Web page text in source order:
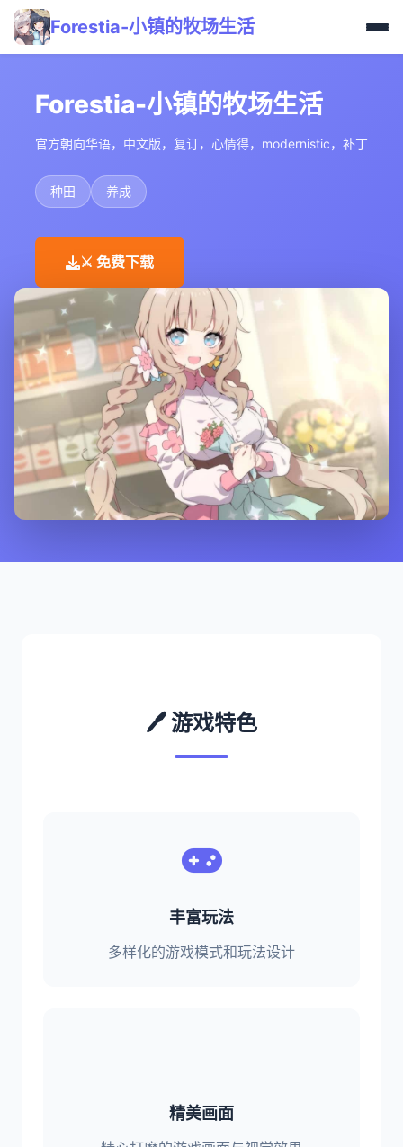
Forestia-小镇的牧场生活
Forestia-小镇的牧场生活
官方朝向华语，中文版，复订，心情得，modernistic，补丁
种田 养成
⚔️ 免费下载
🖊️ 游戏特色
丰富玩法
多样化的游戏模式和玩法设计
精美画面